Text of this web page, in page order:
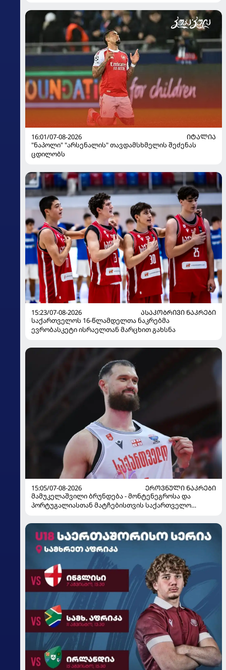
16:01/07-08-2026
ᲘᲢᲐᲚᲘᲐ
"ნაპოლი" "არსენალის" თავდამსხმელის შეძენას
ცდილობს
15:23/07-08-2026
ᲐᲡᲐᲙᲝᲑᲠᲘᲕᲘ ᲜᲐᲙᲠᲔᲑᲘ
საქართველოს 16-წლამდელთა ნაკრებმა
ევრობასკეტი ისრაელთან მარცხით გახსნა
15:05/07-08-2026
ᲔᲠᲝᲕᲜᲣᲚᲘ ᲜᲐᲙᲠᲔᲑᲘ
მამუკელაშვილი ბრუნდება - მონტენეგროსა და
პორტუგალიასთან მატჩებისთვის საქართველო